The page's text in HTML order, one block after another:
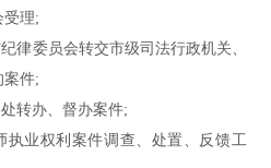
受理;
委员会转交市级司法行政机关、
案件;
转办、督办案件;
业权利案件调查、处置、反馈工